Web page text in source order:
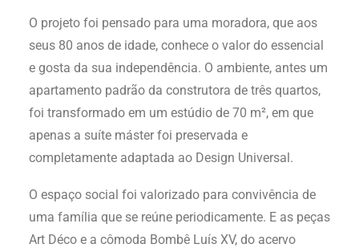
O projeto foi pensado para uma moradora, que aos
seus 80 anos de idade, conhece o valor do essencial
e gosta da sua independência. O ambiente, antes um
apartamento padrão da construtora de três quartos,
foi transformado em um estúdio de 70 m², em que
apenas a suíte máster foi preservada e
completamente adaptada ao Design Universal.
O espaço social foi valorizado para convivência de
uma família que se reúne periodicamente. E as peças
Art Déco e a cômoda Bombê Luís XV, do acervo